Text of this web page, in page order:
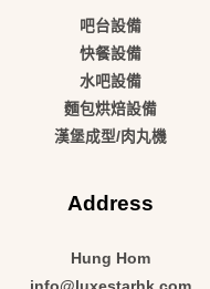
吧台設備
快餐設備
水吧設備
麵包烘焙設備
漢堡成型/肉丸機
Address
Hung Hom